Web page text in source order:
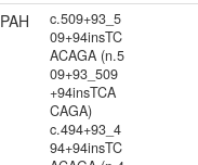
PAH
c.509+93_5
09+94insTC
ACAGA (n.5
09+93_509
+94insTCA
CAGA)
c.494+93_4
94+94insTC